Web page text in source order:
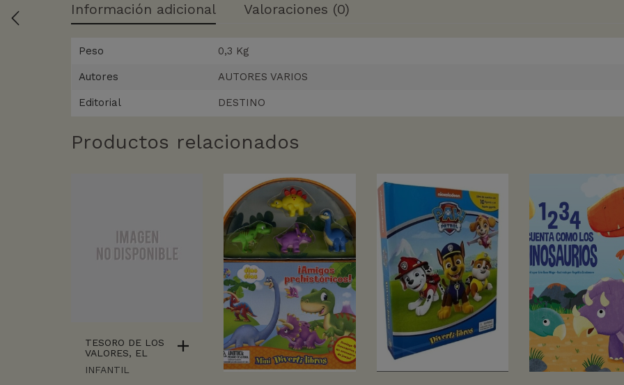
Información adicional Valoraciones (0)
Peso 0,3 Kg
Autores AUTORES VARIOS
Editorial DESTINO
Productos relacionados
TESORO DE LOS
VALORES, EL
INFANTIL